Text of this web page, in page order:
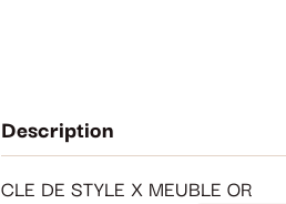
Description
CLE DE STYLE X MEUBLE OR